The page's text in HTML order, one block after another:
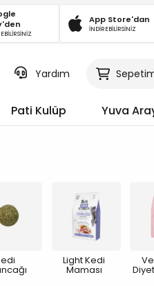
App Store'dan
İNDİREBİLİRSİNİZ
Yardım
Pati Kulüp Yuva
Light Kedi
Maması